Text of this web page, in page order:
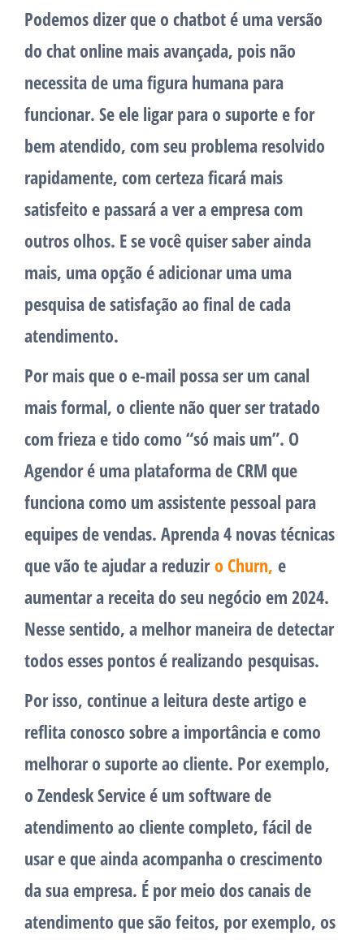
Podemos dizer que o chatbot é uma versão
do chat online mais avançada, pois não
necessita de uma figura humana para
funcionar. Se ele ligar para o suporte e for
bem atendido, com seu problema resolvido
rapidamente, com certeza ficará mais
satisfeito e passará a ver a empresa com
outros olhos. E se você quiser saber ainda
mais, uma opção é adicionar uma uma
pesquisa de satisfação ao final de cada
atendimento.
Por mais que o e-mail possa ser um canal
mais formal, o cliente não quer ser tratado
com frieza e tido como “só mais um”. O
Agendor é uma plataforma de CRM que
funciona como um assistente pessoal para
equipes de vendas. Aprenda 4 novas técnicas
que vão te ajudar a reduziro Churn, e
aumentar a receita do seu negócio em 2024.
Nesse sentido, a melhor maneira de detectar
todos esses pontos é realizando pesquisas.
Por isso, continue a leitura deste artigo e
reflita conosco sobre a importância e como
melhorar o suporte ao cliente. Por exemplo,
o Zendesk Service é um software de
atendimento ao cliente completo, fácil de
usar e que ainda acompanha o crescimento
da sua empresa. É por meio dos canais de
atendimento que são feitos, por exemplo, os